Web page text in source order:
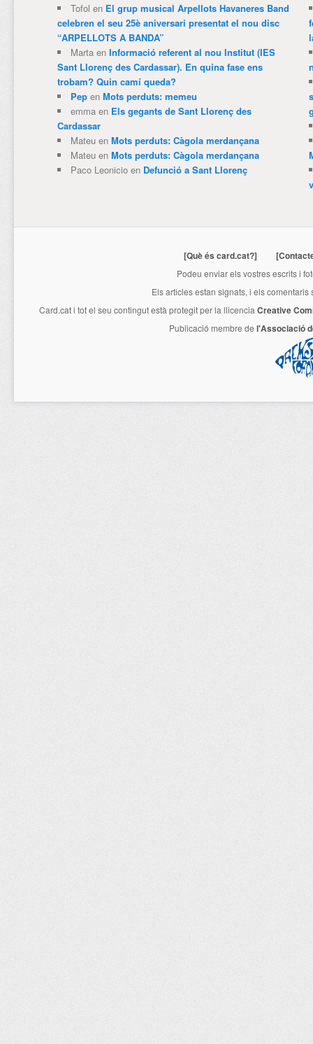
Tofol en El grup musical Arpellots Havaneres Band
celebren el seu 25è aniversari presentat el nou disc
“ARPELLOTS A BANDA”
Martaen Informació referent al nou Institut (IES
Sant Llorenç des Cardassar). En quina fase ens
trobam? Quin camí queda?
Pepen Mots perduts: memeu
emmaen Els gegants de Sant Llorenç des
Cardassar
Mateuen Mots perduts: Càgola merdançana
Mateuen Mots perduts: Càgola merdançana
Paco Leonicioen Defunció a Sant Llorenç
[Què és card.cat?]
Podeu enviar els vostres escrits i
Els articles estan signats, i els
Card.cati tot el seu contingut està protegit per la llicencia Creative
Publicació membre de l'Associació